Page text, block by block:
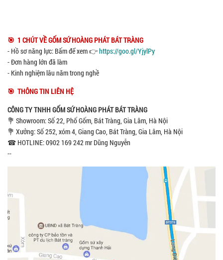
🎯 1 CHÚT VỀ GỐM SỨ HOÀNG PHÁT BÁT TRÀNG
- Hồ sơ năng lực: Bấm để xem 👉https://goo.gl/YjylPy
- Đơn hàng lớn đã làm
- Kinh nghiệm lâu năm trong nghề
🎯 THÔNG TIN LIÊN HỆ
CÔNG TY TNHH GỐM SỨ HOÀNG PHÁT BÁT TRÀNG
💐 Showroom: Số 22, Phố Gốm, Bát Tràng, Gia Lâm, Hà Nội
💐 Xưởng: Số 252, xóm 4, Giang Cao, Bát Tràng, Gia Lâm, Hà Nội
☎ HOTLINE: 0902 169 242 mr Dũng Nguyễn
--